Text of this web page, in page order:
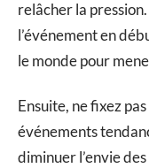
relâcher la
l’événement en
le monde pour
Ensuite, ne fixez
événements
diminuer l’envie